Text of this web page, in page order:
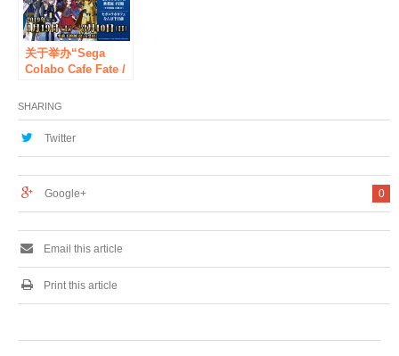
关于举办“Sega
Colabo Cafe Fate /
Arcade”的通知
SHARING
Twitter
0
Google+
Email this article
Print this article